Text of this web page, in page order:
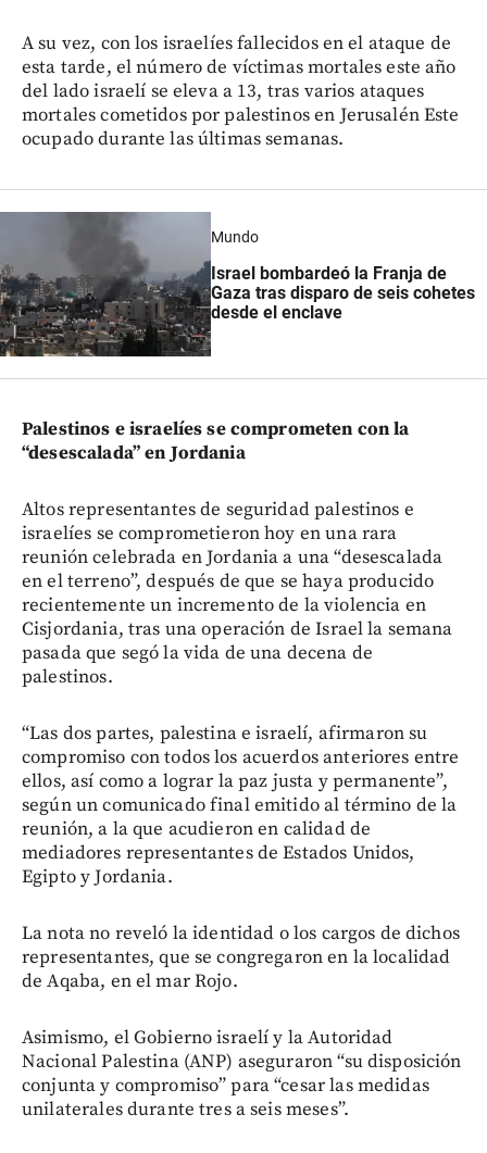
A su vez, con los israelíes fallecidos en el ataque de
esta tarde, el número de víctimas mortales este año
del lado israelí se eleva a 13, tras varios ataques
mortales cometidos por palestinos en Jerusalén Este
ocupado durante las últimas semanas.
Mundo
Israel bombardeó la Franja de
Gaza tras disparo de seis cohetes
desde el enclave
Palestinos e israelíes se comprometen con la
“desescalada” en Jordania
Altos representantes de seguridad palestinos e
israelíes se comprometieron hoy en una rara
reunión celebrada en Jordania a una “desescalada
en el terreno”, después de que se haya producido
recientemente un incremento de la violencia en
Cisjordania, tras una operación de Israel la semana
pasada que segó la vida de una decena de
palestinos.
“Las dos partes, palestina e israelí, afirmaron su
compromiso con todos los acuerdos anteriores entre
ellos, así como a lograr la paz justa y permanente”,
según un comunicado final emitido al término de la
reunión, a la que acudieron en calidad de
mediadores representantes de Estados Unidos,
Egipto y Jordania.
La nota no reveló la identidad o los cargos de dichos
representantes, que se congregaron en la localidad
de Aqaba, en el mar Rojo.
Asimismo, el Gobierno israelí y la Autoridad
Nacional Palestina (ANP) aseguraron “su disposición
conjunta y compromiso” para “cesar las medidas
unilaterales durante tres a seis meses”.